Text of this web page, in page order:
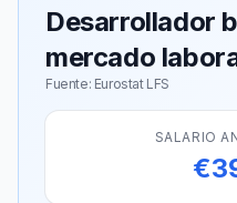
Desarrollador
mercado
Fuente: Eurostat LFS
SALARIO